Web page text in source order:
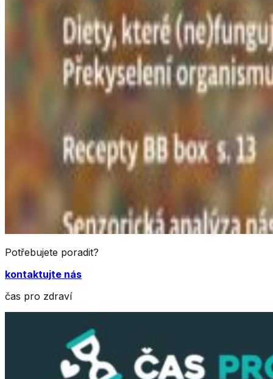
Potřebujete poradit?
kontaktujte nás
čas pro zdraví